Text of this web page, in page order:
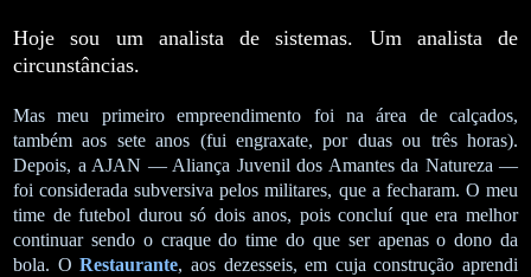
Hoje sou um analista de sistemas. Um analista de
circunstâncias.
Mas meu primeiro empreendimento foi na área de calçados,
também aos sete anos (fui engraxate, por duas ou três horas).
Depois, a AJAN — Aliança Juvenil dos Amantes da Natureza —
foi considerada subversiva pelos militares, que a fecharam. O meu
time de futebol durou só dois anos, pois concluí que era melhor
continuar sendo o craque do time do que ser apenas o dono da
bola. ORestaurante, aos dezesseis, em cuja construção aprendi